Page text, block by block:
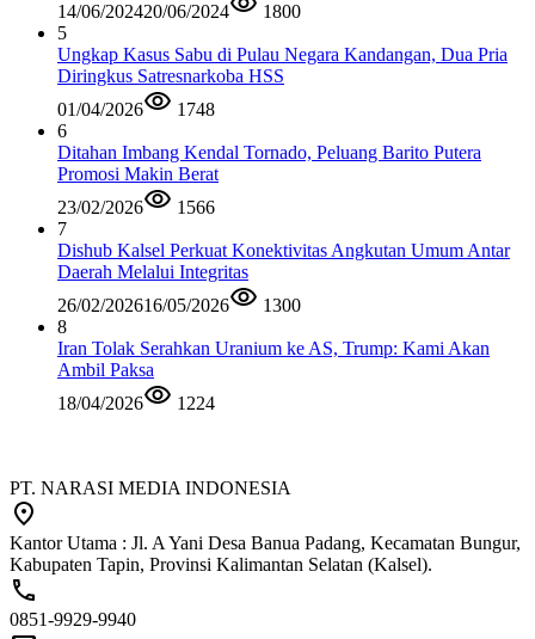
14/06/202420/06/2024
1800
5
Ungkap Kasus Sabu di Pulau Negara Kandangan, Dua Pria
Diringkus Satresnarkoba HSS
01/04/2026
1748
6
Ditahan Imbang Kendal Tornado, Peluang Barito Putera
Promosi Makin Berat
23/02/2026
1566
7
Dishub Kalsel Perkuat Konektivitas Angkutan Umum Antar
Daerah Melalui Integritas
26/02/202616/05/2026
1300
8
Iran Tolak Serahkan Uranium ke AS, Trump: Kami Akan
Ambil Paksa
18/04/2026
1224
PT. NARASI MEDIA INDONESIA
Kantor Utama : Jl. A Yani Desa Banua Padang, Kecamatan Bungur,
Kabupaten Tapin, Provinsi Kalimantan Selatan (Kalsel).
0851-9929-9940